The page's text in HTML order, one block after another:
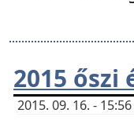
2015 őszi
2015. 09. 16. -